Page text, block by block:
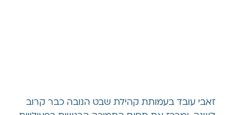
זאבי עובד בעמותת קהילת שבט הנובה כבר קרוב